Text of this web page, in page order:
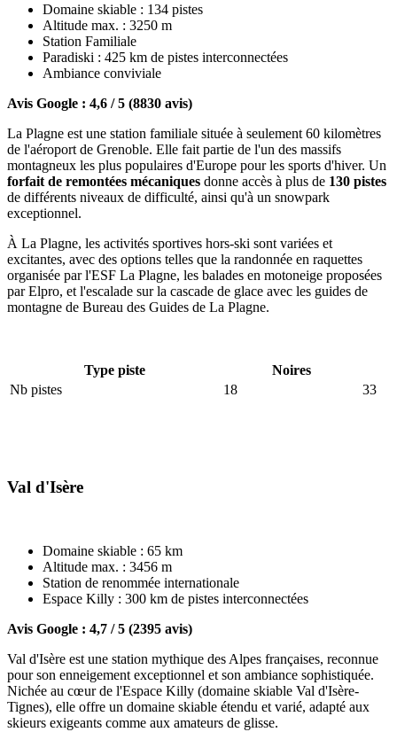
Domaine skiable : 134 pistes
Altitude max. : 3250 m
Station Familiale
Paradiski : 425 km de pistes interconnectées
Ambiance conviviale
Avis Google : 4,6 / 5 (8830 avis)
La Plagne est une station familiale située à seulement 60 kilomètres
de l'aéroport de Grenoble. Elle fait partie de l'un des massifs
montagneux les plus populaires d'Europe pour les sports d'hiver. Un
forfait de remontées mécaniques donne accès à plus de 130 pistes
de différents niveaux de difficulté, ainsi qu'à un snowpark
exceptionnel.
À La Plagne, les activités sportives hors-ski sont variées et
excitantes, avec des options telles que la randonnée en raquettes
organisée par l'ESF La Plagne, les balades en motoneige proposées
par Elpro, et l'escalade sur la cascade de glace avec les guides de
montagne de Bureau des Guides de La Plagne.
Type piste
Noires
Nb pistes
18 33
Val d'Isère
Domaine skiable : 65 km
Altitude max. : 3456 m
Station de renommée internationale
Espace Killy : 300 km de pistes interconnectées
Avis Google : 4,7 / 5 (2395 avis)
Val d'Isère est une station mythique des Alpes françaises, reconnue
pour son enneigement exceptionnel et son ambiance sophistiquée.
Nichée au cœur de l'Espace Killy (domaine skiable Val d'Isère-
Tignes), elle offre un domaine skiable étendu et varié, adapté aux
skieurs exigeants comme aux amateurs de glisse.